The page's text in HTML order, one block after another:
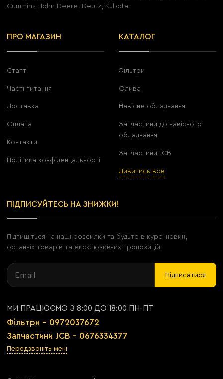
Cummins, John Deere, Deutz, Kubota.
ПРО МАГАЗИН
Статті
Часті питання
Доставка
Оплата
Контакти
Політика конфіденцальності
КАТАЛОГ
Фільтри
Олива
Навісне обладнання
Запчастини до навісного
обладнання
Запчастини JCB
Дивитись все
ПІДПИСУЙТЕСЬ НА ЗНИЖКИ!
Підпишіться на наші розсилки та будьте в курсі новин,
останніх товарів та ексклюзивних пропозицій.
Підписатися
МИ ПРАЦЮЄМО З 8:00 ДО 18:00 ПН-ПТ
Фільтри - 0972037672
Запчастини JCB - 0676334377
Передзвоніть мені